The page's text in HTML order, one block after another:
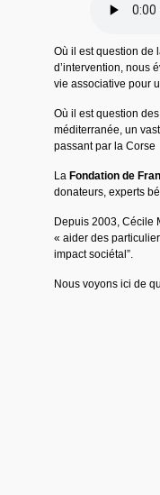
Où il est question de
d’intervention, nous
vie associative pour
Où il est question
méditerranée, un
passant par la Corse
La Fondation de
donateurs, experts
Depuis 2003, Cécile
« aider des
impact sociétal”.
Nous voyons ici de